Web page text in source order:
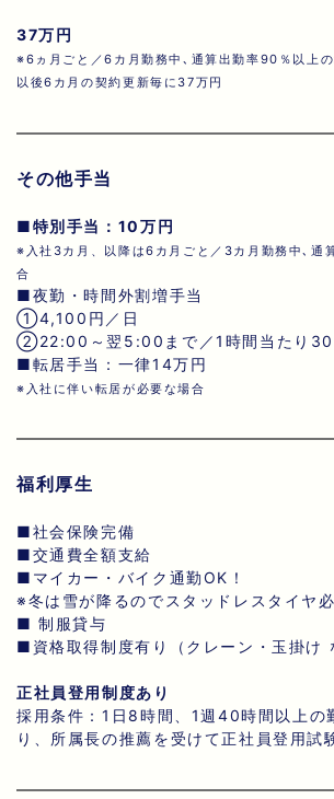
37万円
※6ヵ月ごと／6カ月勤務中､通算出勤率90％以上
以後6カ月の契約更新毎に37万円
その他手当
■特別手当：10万円
※入社3カ月、以降は6カ月ごと／3カ月勤務中､通
合
■夜勤・時間外割増手当
①4,100円／日
②22:00～翌5:00まで／1時間当たり30
■転居手当：一律14万円
※入社に伴い転居が必要な場合
福利厚生
■社会保険完備
■交通費全額支給
■マイカー・バイク通勤OK！
※冬は雪が降るのでスタッドレスタイヤ
■ 制服貸与
■資格取得制度有り（クレーン・玉掛け
正社員登用制度あり
採用条件：1日8時間、1週40時間以上の
り、所属長の推薦を受けて正社員登用試